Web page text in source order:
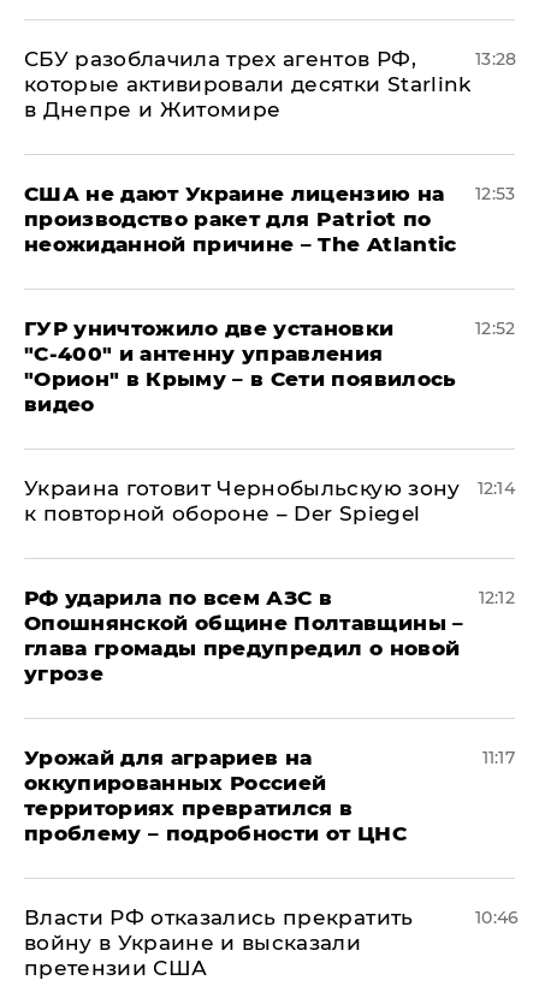
СБУ разоблачила трех агентов РФ,
которые активировали десятки Starlink
в Днепре и Житомире
13:28
США не дают Украине лицензию на
производство ракет для Patriot по
неожиданной причине – The Atlantic
12:53
ГУР уничтожило две установки
"С‑400" и антенну управления
"Орион" в Крыму – в Сети появилось
видео
12:52
Украина готовит Чернобыльскую зону
к повторной обороне – Der Spiegel
12:14
РФ ударила по всем АЗС в
Опошнянской общине Полтавщины –
глава громады предупредил о новой
угрозе
12:12
Урожай для аграриев на
оккупированных Россией
территориях превратился в
проблему – подробности от ЦНС
11:17
Власти РФ отказались прекратить
войну в Украине и высказали
претензии США
10:46